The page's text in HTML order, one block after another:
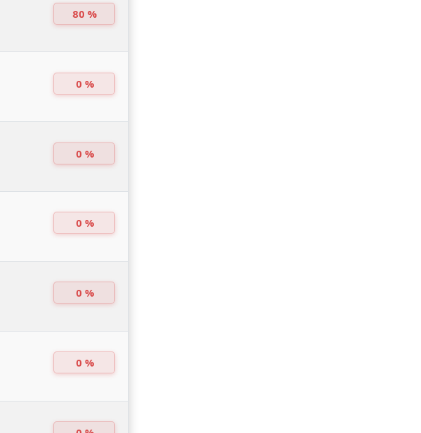
80 %
0 %
0 %
0 %
0 %
0 %